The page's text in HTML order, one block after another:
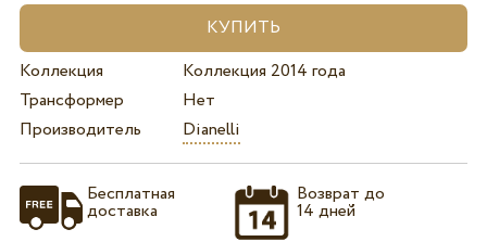
Коллекция
Коллекция 2014 года
Трансформер
Нет
Производитель
Dianelli
Бесплатная
доставка
Возврат до
14 дней